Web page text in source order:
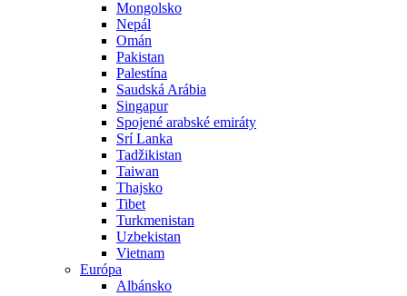
Mongolsko
Nepál
Omán
Pakistan
Palestína
Saudská Arábia
Singapur
Spojené arabské emiráty
Srí Lanka
Tadžikistan
Taiwan
Thajsko
Tibet
Turkmenistan
Uzbekistan
Vietnam
Európa
Albánsko